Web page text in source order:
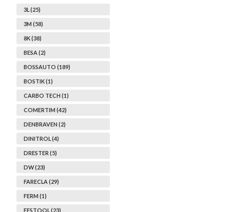
3L (25)
3M (58)
8K (38)
BESA (2)
BOSSAUTO (189)
BOSTIK (1)
CARBO TECH (1)
COMERTIM (42)
DENBRAVEN (2)
DINITROL (4)
DRESTER (5)
DW (23)
FARECLA (29)
FERM (1)
FESTOOL (23)